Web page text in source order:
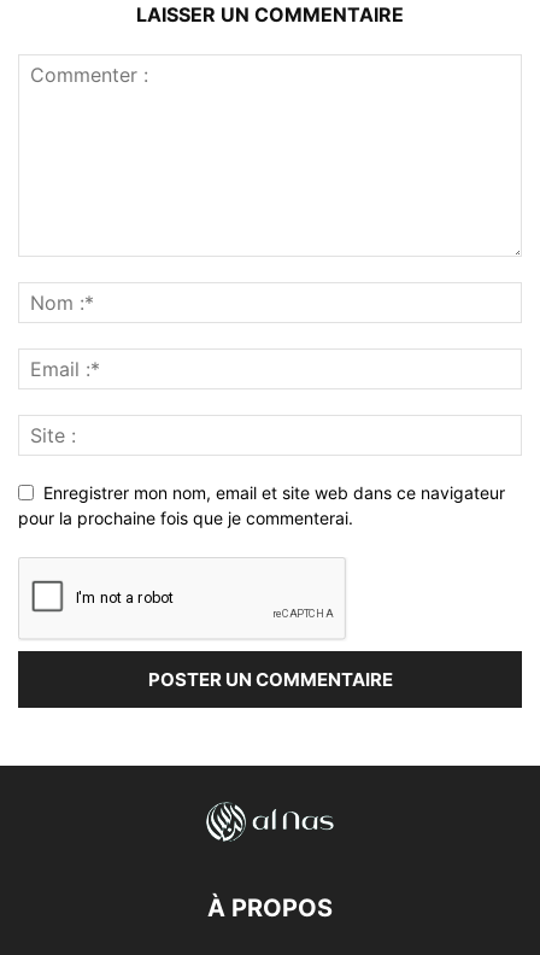
LAISSER UN COMMENTAIRE
Enregistrer mon nom, email et site web dans ce navigateur
pour la prochaine fois que je commenterai.
À PROPOS